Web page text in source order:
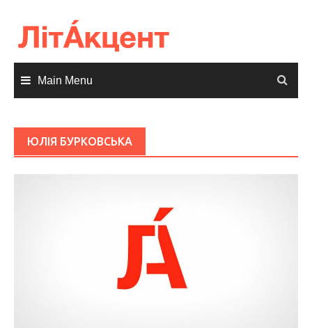
content
Main Menu
ЮЛІЯ БУРКОВСЬКА